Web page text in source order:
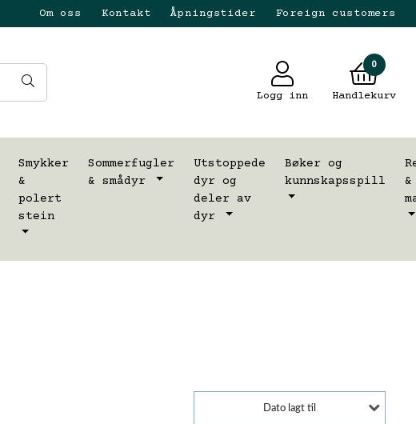
Om oss Kontakt Åpningstider Foreign customers
Logg inn
0
Handlekurv
Smykker
&
polert
stein
Sommerfugler
& smådyr
Utstoppede
dyr og
deler av
dyr
Bøker og
kunnskapsspill
Dato lagt til